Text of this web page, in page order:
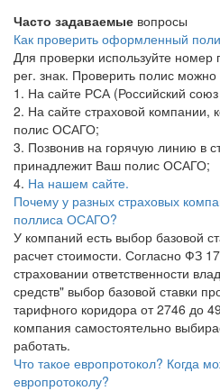
Часто задаваемые вопросы
Как проверить оформленный
Для проверки используйте
рег. знак. Проверить полис
1. На сайте РСА (Российский
2. На сайте страховой компании,
полис ОСАГО;
3. Позвонив на горячую линию в
принадлежит Ваш полис ОСАГО;
4. На нашем сайте.
Почему у разных страховых
поллиса ОСАГО?
У компаний есть выбор базовой
расчет стоимости. Согласно ФЗ
страховании ответственности
средств" выбор базовой ставки
тарифного коридора от 2746 до
компания самостоятельно
работать.
Что такое европротокол? Когда
европротоколу?